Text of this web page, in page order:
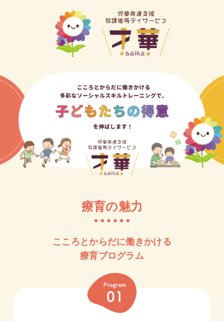
療育の魅力
こころとからだに働きかける
療育プログラム